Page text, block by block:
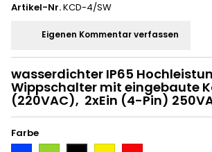
Artikel-Nr.KCD-4/SW
Eigenen Kommentar verfassen
wasserdichter IP65
Wippschalter mit eingebaute
(220VAC), 2xEin (4-Pin)
Farbe